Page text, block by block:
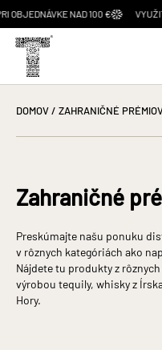
€ VYUŽITE DOPRAVU
DOMOV/ ZAHRANIČNÉ
Zahraničné
Preskúmajte našu ponuku
v rôznych kategóriách ako
Nájdete tu produkty z
výrobou tequily, whisky z
Hory.